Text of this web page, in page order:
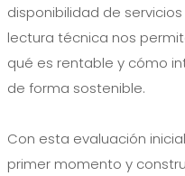
disponibilidad de
lectura técnica nos
qué es rentable y cómo
de forma sostenible.
Con esta evaluación
primer momento y